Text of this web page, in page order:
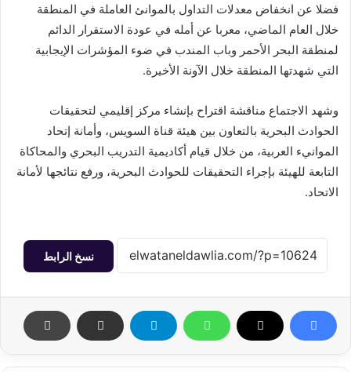
فضلا عن انخفاض معدلات التداول بالموانئ العاملة في المنطقة
خلال العام الماضي، معربا عن أمله في عودة الاستقرار الدائم
لمنطقة البحر الأحمر وباب المندب في ضوء المؤشرات الإيجابية
التي شهدتها المنطقة خلال الآونة الأخيرة.
وشهد الاجتماع مناقشة اقتراح بإنشاء مركز إقليمي لتحقيقات
الحوادث البحرية بالتعاون بين هيئة قناة السويس، وأمانة إتحاد
الموانيء العربية، من خلال قيام أكاديمية التدريب البحري والمحاكاة
التابعة للهيئة بإجراء التحقيقات للحوادث البحرية، ورفع نتائجها لأمانة
الاتحاد.
نسخ الرابط